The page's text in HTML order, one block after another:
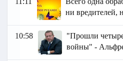
ни вредителей,
10:58
"Прошли четыре
войны" -